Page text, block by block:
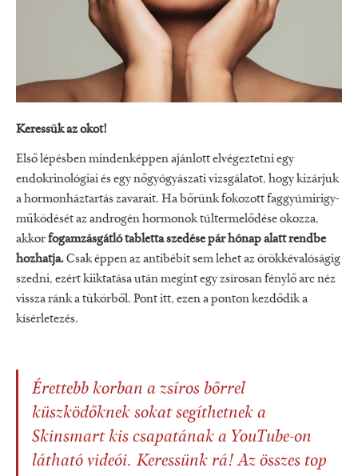
Keressük az okot!
Első lépésben mindenképpen ajánlott elvégeztetni egy
endokrinológiai és egy nőgyógyászati vizsgálatot, hogy kizárjuk
a hormonháztartás zavarait. Ha bőrünk fokozott faggyúmirigy-
működését az androgén hormonok túltermelődése okozza,
akkorfogamzásgátló tabletta szedése pár hónap alatt rendbe
hozhatja.Csak éppen az antibébit sem lehet az örökkévalóságig
szedni, ezért kiiktatása után megint egy zsírosan fénylő arc néz
vissza ránk a tükörből. Pont itt, ezen a ponton kezdődik a
kísérletezés.
Érettebb korban a zsíros bőrrel
küszködőknek sokat segíthetnek a
Skinsmart kis csapatának a YouTube-on
látható videói. Keressünk rá! Az összes top